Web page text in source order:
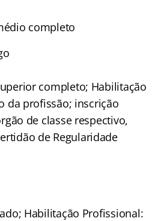
completo
completo; Habilitação
da profissão; inscrição
de classe respectivo,
de Regularidade
Habilitação Profissional: